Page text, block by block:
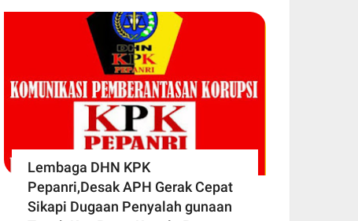
Lembaga DHN KPK
Pepanri,Desak APH Gerak Cepat
Sikapi Dugaan Penyalah gunaan